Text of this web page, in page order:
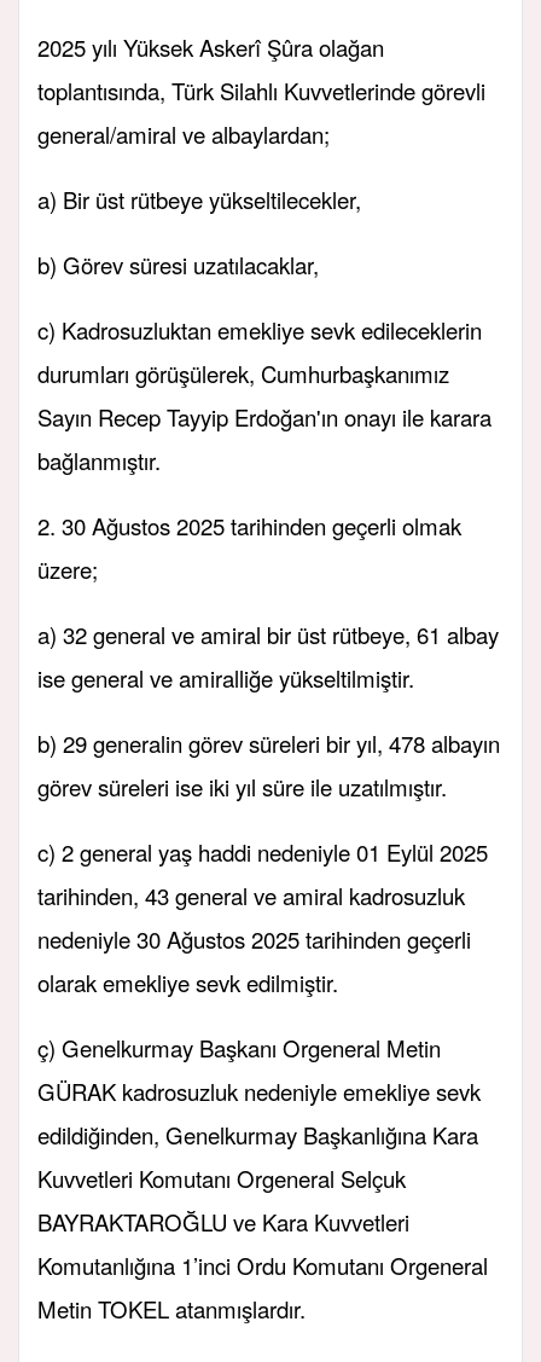
2025 yılı Yüksek Askerî Şûra olağan
toplantısında, Türk Silahlı Kuvvetlerinde görevli
general/amiral ve albaylardan;
a) Bir üst rütbeye yükseltilecekler,
b) Görev süresi uzatılacaklar,
c) Kadrosuzluktan emekliye sevk edileceklerin
durumları görüşülerek, Cumhurbaşkanımız
Sayın Recep Tayyip Erdoğan'ın onayı ile karara
bağlanmıştır.
2. 30 Ağustos 2025 tarihinden geçerli olmak
üzere;
a) 32 general ve amiral bir üst rütbeye, 61 albay
ise general ve amiralliğe yükseltilmiştir.
b) 29 generalin görev süreleri bir yıl, 478 albayın
görev süreleri ise iki yıl süre ile uzatılmıştır.
c) 2 general yaş haddi nedeniyle 01 Eylül 2025
tarihinden, 43 general ve amiral kadrosuzluk
nedeniyle 30 Ağustos 2025 tarihinden geçerli
olarak emekliye sevk edilmiştir.
ç) Genelkurmay Başkanı Orgeneral Metin
GÜRAK kadrosuzluk nedeniyle emekliye sevk
edildiğinden, Genelkurmay Başkanlığına Kara
Kuvvetleri Komutanı Orgeneral Selçuk
BAYRAKTAROĞLU ve Kara Kuvvetleri
Komutanlığına 1’inci Ordu Komutanı Orgeneral
Metin TOKEL atanmışlardır.